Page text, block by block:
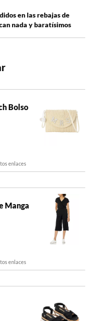
en las rebajas de
nada y baratísimos
Bolso
enlaces
Manga
enlaces